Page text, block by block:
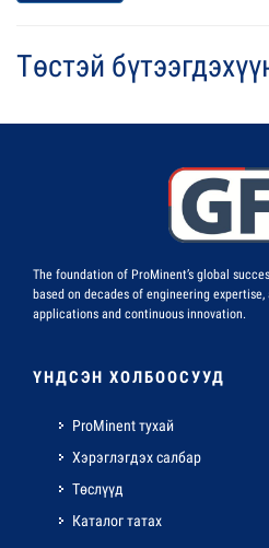
Төстэй
The foundation of ProMinent’s global
based on decades of engineering
applications and continuous innovation.
ҮНДСЭН ХОЛБООСУУД
ProMinent тухай
Хэрэглэгдэх салбар
Төслүүд
Каталог татах